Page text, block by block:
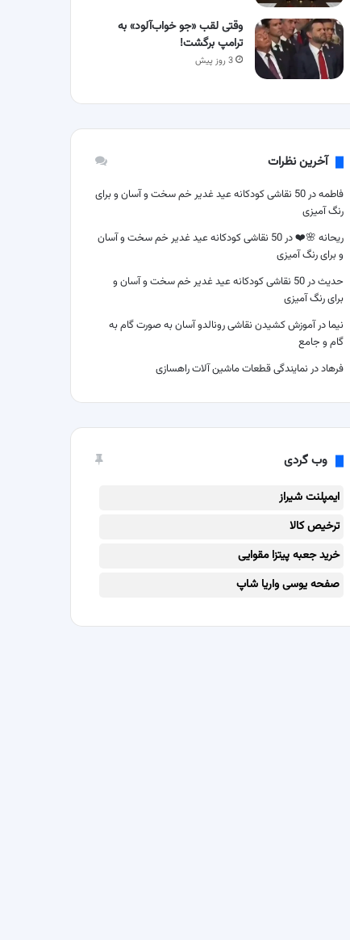
وقتی لقب «جو خواب‌آلود» به
ترامپ برگشت!
3 روز پیش
آخرین نظرات
فاطمهدر
50 نقاشی کودکانه عید غدیر خم سخت و آسان و برای
رنگ آمیزی
ریحانه 🌸❤️در
50 نقاشی کودکانه عید غدیر خم سخت و آسان
و برای رنگ آمیزی
حدیثدر
50 نقاشی کودکانه عید غدیر خم سخت و آسان و
برای رنگ آمیزی
نیما درآموزش کشیدن نقاشی رونالدو آسان به صورت گام به
گام و جامع
فرهاددر نمایندگی قطعات ماشین آلات راهسازی
وب گردی
ایمپلنت شیراز
ترخیص کالا
خرید جعبه پیتزا مقوایی
صفحه یوسی واریا شاپ